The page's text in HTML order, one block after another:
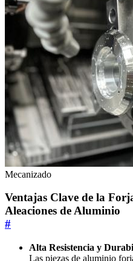
Mecanizado
Ventajas Clave de la
Aleaciones de Aluminio
#
Alta Resistencia y
Las piezas de aluminio